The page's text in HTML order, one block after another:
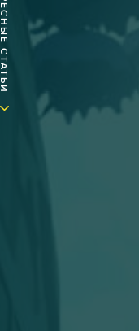
ИНТЕРЕСНЫЕ СТАТЬИ